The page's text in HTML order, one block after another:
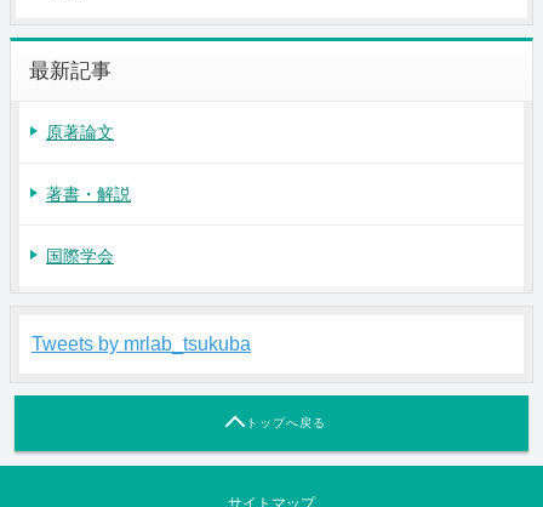
最新記事
原著論文
著書・解説
国際学会
Tweets by mrlab_tsukuba
トップへ戻る
サイトマップ